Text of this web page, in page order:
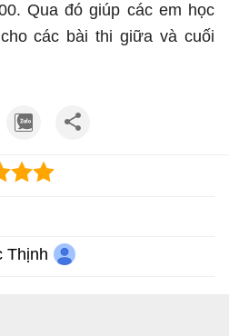
Qua đó giúp các em học
các bài thi giữa và cuối
Thịnh